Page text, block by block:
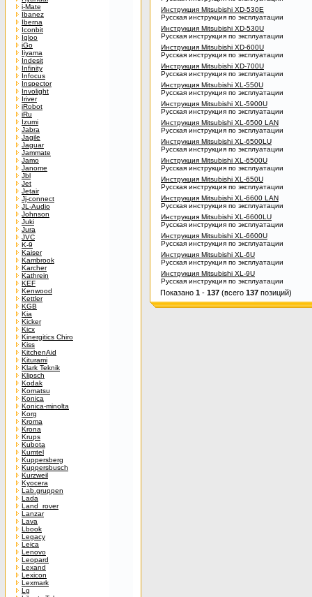
i-Mate
Ibanez
Iberna
Iconbit
Igloo
iGo
Iiyama
Indesit
Infinity
Infocus
Inspector
Involight
Iriver
iRobot
iRu
Izumi
Jabra
Jagile
Jaguar
Jammate
Jamo
Janome
Jbl
Jet
Jetair
Jj-connect
JL-Audio
Johnson
Juki
Jura
JVC
K-9
Kaiser
Kambrook
Karcher
Kathrein
KEF
Kenwood
Kettler
KGB
Kia
Kicker
Kicx
Kinergitics Chiro
Kiss
KitchenAid
Kiturami
Klark Teknik
Klipsch
Kodak
Komatsu
Konica
Konica-minolta
Korg
Kroma
Krona
Krups
Kubota
Kumtel
Kuppersberg
Kuppersbusch
Kurzweil
Kyocera
Lab.gruppen
Lada
Land_rover
Lanzar
Lava
Lbook
Legacy
Leica
Lenovo
Leopard
Lexand
Lexicon
Lexmark
Lg
Инструкция Mitsubishi XD-530E
Русская инструкция по эксплуатации
Инструкция Mitsubishi XD-530U
Русская инструкция по эксплуатации
Инструкция Mitsubishi XD-600U
Русская инструкция по эксплуатации
Инструкция Mitsubishi XD-700U
Русская инструкция по эксплуатации
Инструкция Mitsubishi XL-550U
Русская инструкция по эксплуатации
Инструкция Mitsubishi XL-5900U
Русская инструкция по эксплуатации
Инструкция Mitsubishi XL-6500 LAN
Русская инструкция по эксплуатации
Инструкция Mitsubishi XL-6500LU
Русская инструкция по эксплуатации
Инструкция Mitsubishi XL-6500U
Русская инструкция по эксплуатации
Инструкция Mitsubishi XL-650U
Русская инструкция по эксплуатации
Инструкция Mitsubishi XL-6600 LAN
Русская инструкция по эксплуатации
Инструкция Mitsubishi XL-6600LU
Русская инструкция по эксплуатации
Инструкция Mitsubishi XL-6600U
Русская инструкция по эксплуатации
Инструкция Mitsubishi XL-6U
Русская инструкция по эксплуатации
Инструкция Mitsubishi XL-9U
Русская инструкция по эксплуатации
Показано 1 - 137 (всего 137 позиций)